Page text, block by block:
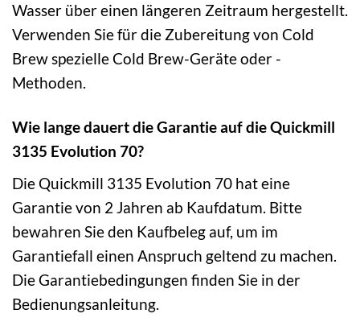
Wasser über einen längeren Zeitraum hergestellt.
Verwenden Sie für die Zubereitung von Cold
Brew spezielle Cold Brew-Geräte oder -
Methoden.
Wie lange dauert die Garantie auf die Quickmill
3135 Evolution 70?
Die Quickmill 3135 Evolution 70 hat eine
Garantie von 2 Jahren ab Kaufdatum. Bitte
bewahren Sie den Kaufbeleg auf, um im
Garantiefall einen Anspruch geltend zu machen.
Die Garantiebedingungen finden Sie in der
Bedienungsanleitung.